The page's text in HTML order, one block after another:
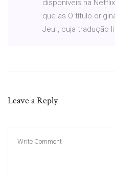
disponíveis na
que as O título
Jeu", cuja tradução
Leave a Reply